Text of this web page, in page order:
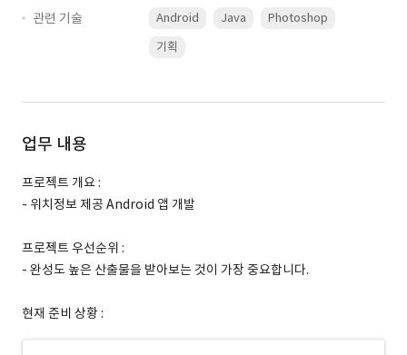
관련 기술
Android Java
Photoshop
기획
업무 내용
프로젝트 개요 :
- 위치정보 제공 Android 앱 개발
프로젝트 우선순위 :
- 완성도 높은 산출물을 받아보는 것이 가장 중요합니다.
현재 준비 상황 :